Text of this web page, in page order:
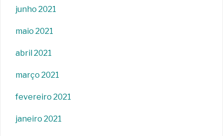
junho 2021
maio 2021
abril 2021
março 2021
fevereiro 2021
janeiro 2021